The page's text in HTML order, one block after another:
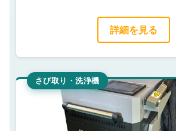
詳細を見る
さび取り・洗浄機